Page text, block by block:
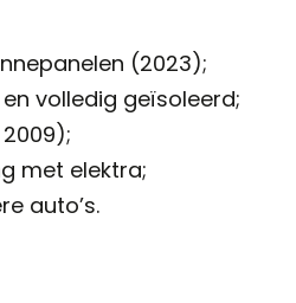
(2023);
volledig geïsoleerd;
met elektra;
auto’s.